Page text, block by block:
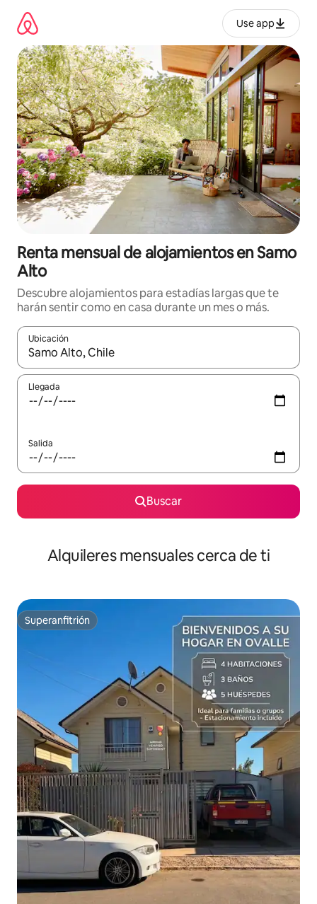
contenido
Use app
Renta mensual de alojamientos en Samo
Alto
Descubre alojamientos para estadías largas que te
harán sentir como en casa durante un mes o más.
Ubicación
Cuando los resultados estén disponibles, navega con las
Llegada
Salida
Buscar
Alquileres mensuales cerca de ti
Superanfitrión
Superanfitrión